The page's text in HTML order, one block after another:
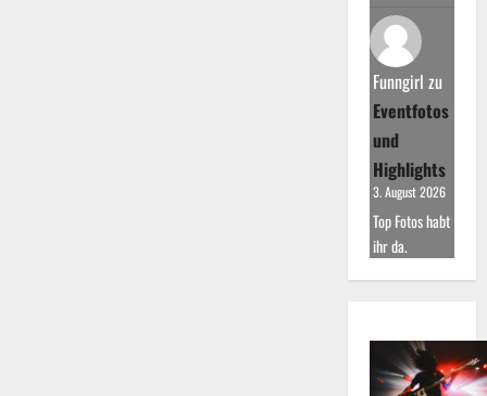
Funngirl zu
Eventfotos
und
Highlights
3. August 2026
Top Fotos habt
ihr da.